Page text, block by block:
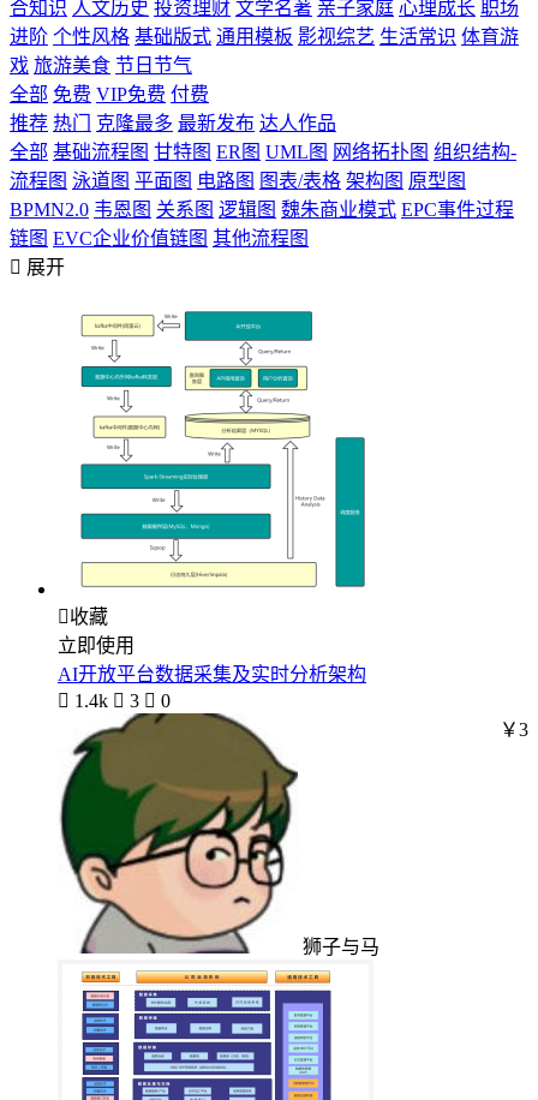
合知识 人文历史 投资理财 文学名著 亲子家庭 心理成长 职场
进阶 个性风格 基础版式 通用模板 影视综艺 生活常识 体育游
戏 旅游美食 节日节气
全部 免费 VIP免费 付费
推荐 热门 克隆最多 最新发布 达人作品
全部 基础流程图 甘特图 ER图 UML图 网络拓扑图 组织结构-
流程图 泳道图 平面图 电路图 图表/表格 架构图 原型图
BPMN2.0 韦恩图 关系图 逻辑图 魏朱商业模式 EPC事件过程
链图 EVC企业价值链图 其他流程图
 展开
收藏
立即使用
AI开放平台数据采集及实时分析架构
 1.4k  3  0
狮子与马
￥3